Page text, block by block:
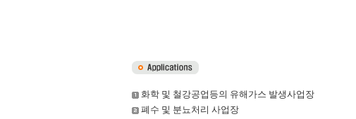
화학 및 철강공업등의 유해가스 발생사업장
폐수 및 분뇨처리 사업장